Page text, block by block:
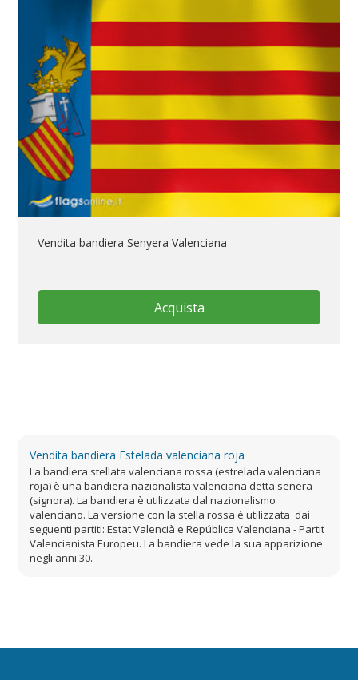
Vendita bandiera Senyera Valenciana
Acquista
Vendita bandiera Estelada valenciana roja
La bandiera stellata valenciana rossa (estrelada valenciana
roja) è una bandiera nazionalista valenciana detta señera
(signora). La bandiera è utilizzata dal nazionalismo
valenciano. La versione con la stella rossa è utilizzata dai
seguenti partiti: Estat Valencià e República Valenciana - Partit
Valencianista Europeu. La bandiera vede la sua apparizione
negli anni 30.